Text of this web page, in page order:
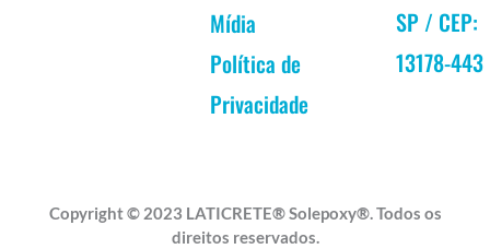
Mídia
Política de
Privacidade
SP / CEP:
13178-443
Copyright © 2023 LATICRETE® Solepoxy®. Todos os
direitos reservados.